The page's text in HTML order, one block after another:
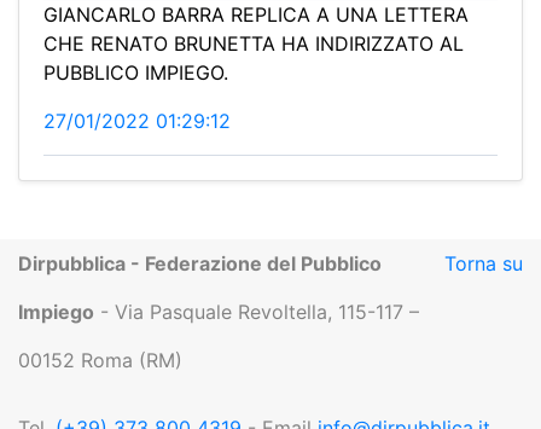
GIANCARLO BARRA REPLICA A UNA LETTERA
CHE RENATO BRUNETTA HA INDIRIZZATO AL
PUBBLICO IMPIEGO.
27/01/2022 01:29:12
Torna su
Dirpubblica - Federazione del Pubblico
Impiego - Via Pasquale Revoltella, 115-117 –
00152 Roma (RM)